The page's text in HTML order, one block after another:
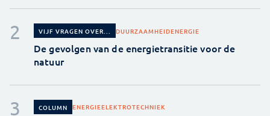
VIJF VRAGEN OVER... DUURZAAMHEIDENERGIE
De gevolgen van de energietransitie voor de
natuur
COLUMN ENERGIEELEKTROTECHNIEK